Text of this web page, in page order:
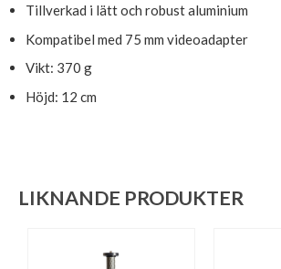
Tillverkad i lätt och robust aluminium
Kompatibel med 75 mm videoadapter
Vikt: 370 g
Höjd: 12 cm
LIKNANDE PRODUKTER